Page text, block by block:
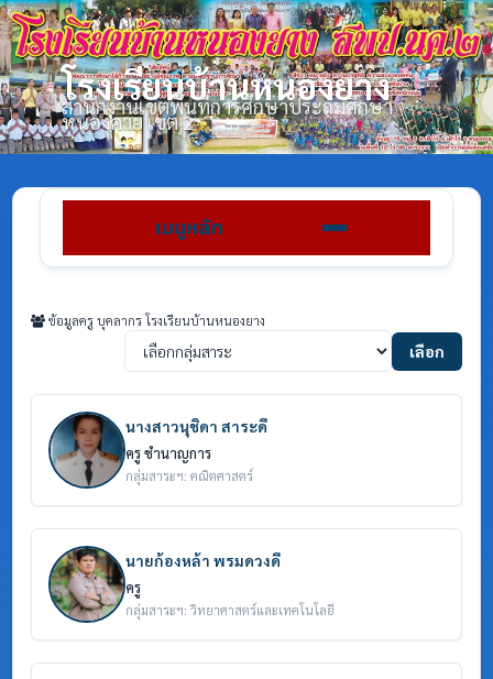
โรงเรียนบ้านหนองยาง
สำนักงานเขตพื้นที่การศึกษาประถมศึกษา
หนองคาย เขต 2
เมนูหลัก
ข้อมูลครู บุคลากร โรงเรียนบ้านหนองยาง
เลือก
นางสาวนุชิดา สาระดี
ครู ชำนาญการ
กลุ่มสาระฯ: คณิตศาสตร์
นายก้องหล้า พรมดวงดี
ครู
กลุ่มสาระฯ: วิทยาศาสตร์และเทคโนโลยี